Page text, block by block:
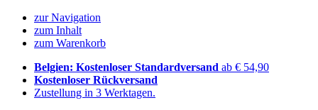
zur Navigation
zum Inhalt
zum Warenkorb
Belgien: Kostenloser Standardversand ab € 54,90
Kostenloser Rückversand
Zustellung in 3 Werktagen.